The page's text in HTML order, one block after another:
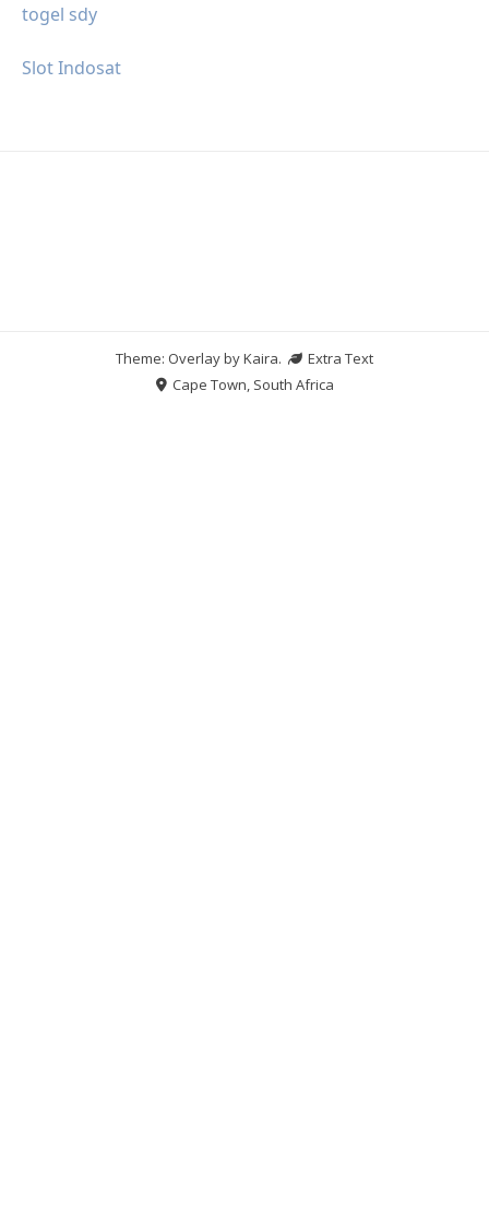
togel sdy
Slot Indosat
Theme: Overlay byKaira.
Extra Text
Cape Town, South Africa